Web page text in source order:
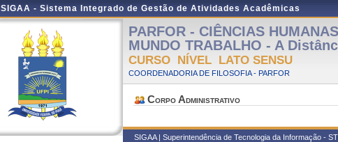
SIGAA - Sistema Integrado de Gestão de Atividades Acadêmicas
PARFOR - CIÊNCIAS
MUNDO TRABALHO - A
CURSO NÍVEL LATO SENSU
COORDENADORIA DE FILOSOFIA - PARFOR
Corpo Administrativo
SIGAA | Superintendência de Tecnologia da Informação -